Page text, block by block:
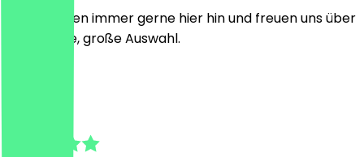
Wir kommen immer gerne hier hin und freuen uns über
die leckere, große Auswahl.